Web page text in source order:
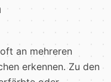
an mehreren
erkennen. Zu den